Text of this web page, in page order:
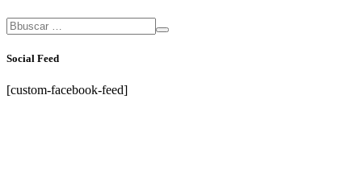
Social Feed
[custom-facebook-feed]